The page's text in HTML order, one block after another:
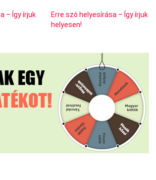
– Így írjuk
Erre szó helyesírása – Így írjuk
helyesen!